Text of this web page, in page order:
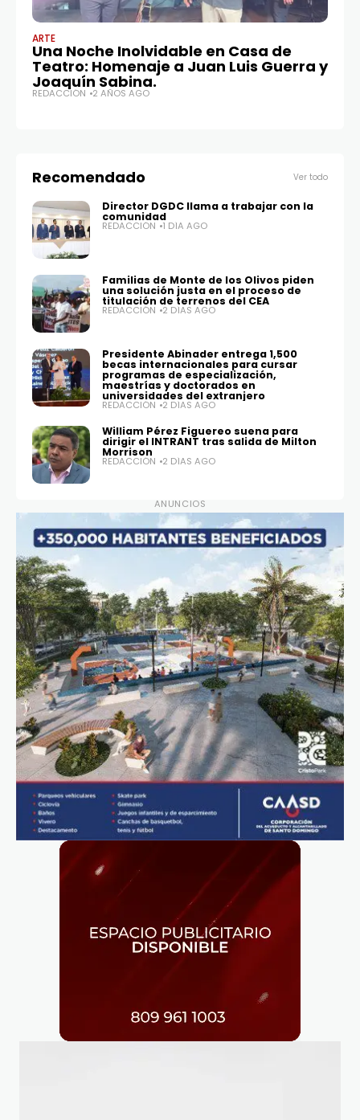
ARTE
Una Noche Inolvidable en Casa de
Teatro: Homenaje a Juan Luis Guerra y
Joaquín Sabina.
REDACCIÓN 2 AÑOS AGO
Recomendado Ver todo
Director DGDC llama a trabajar con la
comunidad
REDACCIÓN 1 DÍA AGO
Familias de Monte de los Olivos piden
una solución justa en el proceso de
titulación de terrenos del CEA
REDACCIÓN 2 DÍAS AGO
Presidente Abinader entrega 1,500
becas internacionales para cursar
programas de especialización,
maestrías y doctorados en
universidades del extranjero
REDACCIÓN 2 DÍAS AGO
William Pérez Figuereo suena para
dirigir el INTRANT tras salida de Milton
Morrison
REDACCIÓN 2 DÍAS AGO
ANUNCIOS